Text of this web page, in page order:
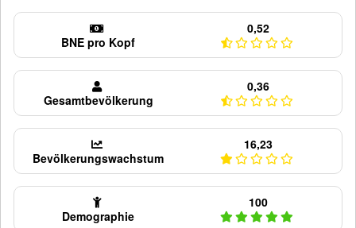
BNE pro Kopf
0,52
Gesamtbevölkerung
0,36
Bevölkerungswachstum
16,23
Demographie
100